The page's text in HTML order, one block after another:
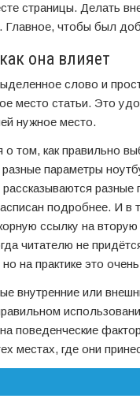
страницы. Делать
Главное, чтобы был
она влияет
слово и
место статьи. Это
нужное место.
том, как правильно
параметры
подробнее. И в
ссылку на
читателю не
на практике это
внутренние или
поведенческие
местах, где они